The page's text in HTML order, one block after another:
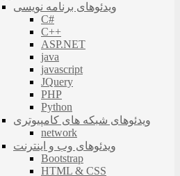
ویدئوهای برنامه نویسی
C#
C++
ASP.NET
java
javascript
JQuery
PHP
Python
ویدئوهای شبکه های کامپیوتری
network
ویدئوهای وب و اینترنت
Bootstrap
HTML & CSS